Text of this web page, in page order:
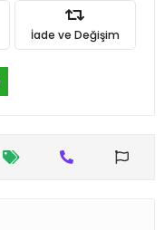
İade ve Değişim